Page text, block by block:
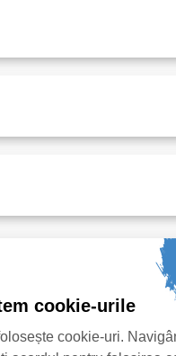
cookie-urile
cookie-uri.